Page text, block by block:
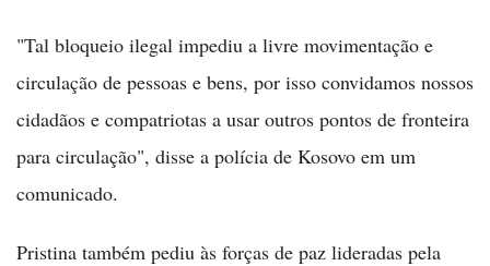
"Tal bloqueio ilegal impediu a livre movimentação e
circulação de pessoas e bens, por isso convidamos nossos
cidadãos e compatriotas a usar outros pontos de fronteira
para circulação", disse a polícia de Kosovo em um
comunicado.
Pristina também pediu às forças de paz lideradas pela